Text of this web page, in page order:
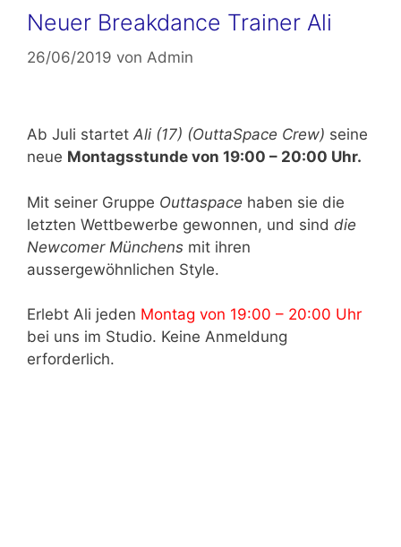
Neuer Breakdance Trainer Ali
26/06/2019 von Admin
Ab Juli startet Ali (17) (OuttaSpace Crew) seine
neue Montagsstunde von 19:00 – 20:00 Uhr.
Mit seiner Gruppe Outtaspace haben sie die
letzten Wettbewerbe gewonnen, und sind die
Newcomer Münchens mit ihren
aussergewöhnlichen Style.
Erlebt Ali jeden Montag von 19:00 – 20:00 Uhr
bei uns im Studio. Keine Anmeldung
erforderlich.